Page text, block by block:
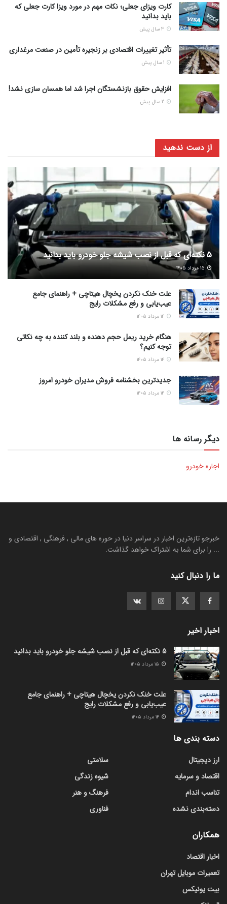
کارت ویزای جعلی؛ نکات مهم در مورد ویزا کارت جعلی که
باید بدانید
تأثیر تغییرات اقتصادی بر زنجیره تأمین در صنعت مرغداری
افزایش حقوق بازنشستگان اجرا شد اما همسان سازی نشد!
از دست ندهید
5 نکته‌ای که قبل از نصب شیشه جلو خودرو باید بدانید
علت خنک نکردن یخچال هیتاچی + راهنمای جامع
عیب‌یابی و رفع مشکلات رایج
هنگام خرید ریمل حجم دهنده و بلند کننده به چه نکاتی
توجه کنیم؟
جدیدترین بخشنامه فروش مدیران خودرو امروز
دیگر رسانه ها
اجاره خودرو
خبرجو تازه‌ترین اخبار در سراسر دنیا در حوره های مالی , فرهنگی , اقتصادی و
... را برای شما به اشتراک خواهد گذاشت.
ما را دنبال کنید
اخبار اخیر
5 نکته‌ای که قبل از نصب شیشه جلو خودرو باید بدانید
علت خنک نکردن یخچال هیتاچی + راهنمای جامع
عیب‌یابی و رفع مشکلات رایج
دسته بندی ها
ارز دیجیتال
اقتصاد و سرمایه
تناسب اندام
دسته‌بندی نشده
سلامتی
شیوه زندگی
فرهنگ و هنر
فناوری
همکاران
اخبار اقتصاد
تعمیرات موبایل تهران
بیت یونیکس